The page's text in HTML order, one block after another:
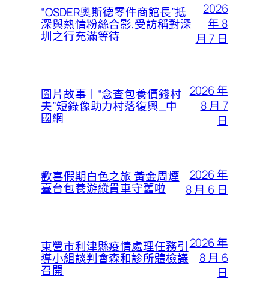
“OSDER奧斯德零件商館長”抵
深與熱情粉絲合影,受訪稱對深
圳之行充滿等待
2026
年 8
月 7 日
圖片故事丨“念查包養價錢村
夫”短錄像助力村落復興_中
國網
2026 年
8 月 7
日
歡喜假期白色之旅 黃金周煙
臺台包養游縱貫車守舊啦
2026 年
8 月 6 日
東營市利津縣疫情處理任務引
導小組談判會森和診所體檢議
召開
2026 年
8 月 6
日